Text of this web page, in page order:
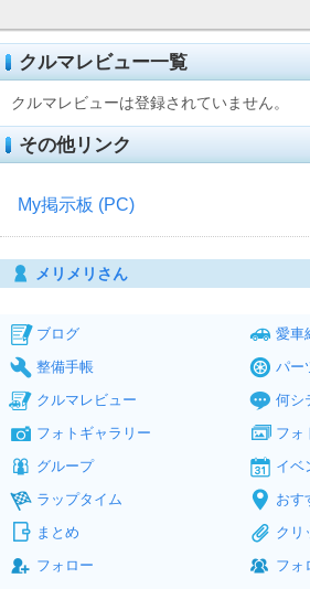
クルマレビュー一覧
クルマレビューは登録されていません。
その他リンク
My掲示板 (PC)
メリメリさん
ブログ
愛車
整備手帳
パー
クルマレビュー
何シ
フォトギャラリー
フォ
グループ
イベ
ラップタイム
おす
まとめ
クリ
フォロー
フォ